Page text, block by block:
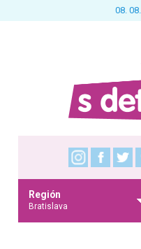
08.
Región
Bratislava